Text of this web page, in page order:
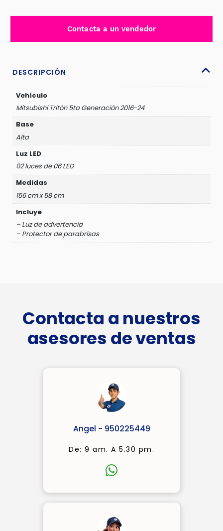
Contacta a un vendedor
DESCRIPCIÓN
Vehículo
Mitsubishi Tritón 5ta Generación 2016-24
Base
Alta
Luz LED
02 luces de 06 LED
Medidas
156 cm x 58 cm
Incluye
– Luz de advertencia
– Protector de parabrisas
Contacta a nuestros
asesores de ventas
Angel - 950225449
De: 9 am. A 5.30 pm.